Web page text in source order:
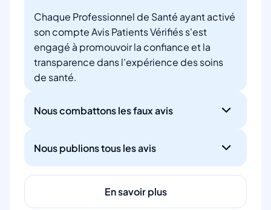
Chaque Professionnel de Santé ayant activé
son compte Avis Patients Vérifiés s'est
engagé à promouvoir la confiance et la
transparence dans l'expérience des soins
de santé.
Nous combattons les faux avis
Nous publions tous les avis
En savoir plus